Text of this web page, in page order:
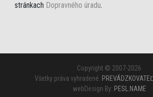
stránkach Dopravného úradu.
Copyright © 2007-2026
Všetky práva vyhradené.
webDesign By: PESL.NAME